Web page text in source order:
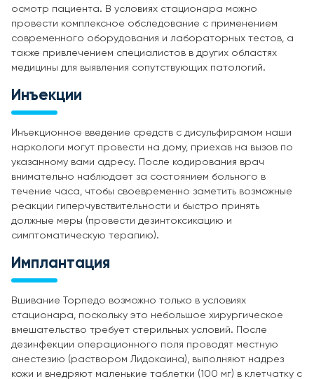
осмотр пациента. В условиях стационара можно
провести комплексное обследование с применением
современного оборудования и лабораторных тестов, а
также привлечением специалистов в других областях
медицины для выявления сопутствующих патологий.
Инъекции
Инъекционное введение средств с дисульфирамом наши
наркологи могут провести на дому, приехав на вызов по
указанному вами адресу. После кодирования врач
внимательно наблюдает за состоянием больного в
течение часа, чтобы своевременно заметить возможные
реакции гиперчувствительности и быстро принять
должные меры (провести дезинтоксикацию и
симптоматическую терапию).
Имплантация
Вшивание Торпедо возможно только в условиях
стационара, поскольку это небольшое хирургическое
вмешательство требует стерильных условий. После
дезинфекции операционного поля проводят местную
анестезию (раствором Лидокаина), выполняют надрез
кожи и внедряют маленькие таблетки (100 мг) в клетчатку с